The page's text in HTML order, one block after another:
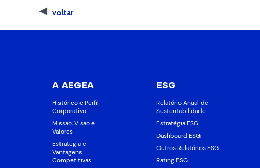
voltar
A AEGEA
Histórico e Perfil
Corporativo
Missão, Visão e
Valores
Estratégia e
Vantagens
Competitivas
ESG
Relatório Anual de
Sustentabilidade
Estratégia ESG
Dashboard ESG
Outros Relatórios ESG
Rating ESG